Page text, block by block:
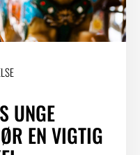
UNGE
EN VIGTIG